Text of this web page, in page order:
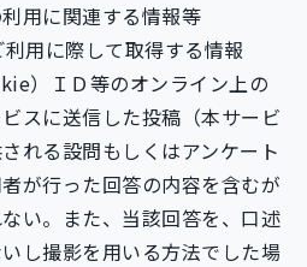
用に関連する情報等
用に際して取得する情報
）ＩＤ等のオンライン上の
スに送信した投稿（本サービ
れる設問もしくはアンケート
が行った回答の内容を含むが
い。また、当該回答を、口述
し撮影を用いる方法でした場